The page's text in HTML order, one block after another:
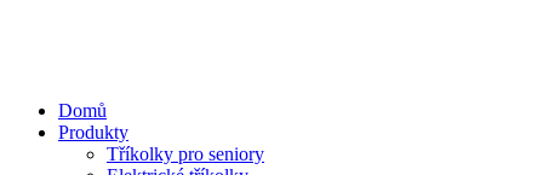
Domů
Produkty
Tříkolky pro seniory